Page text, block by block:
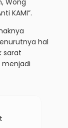
KAMI”.
hal
sarat